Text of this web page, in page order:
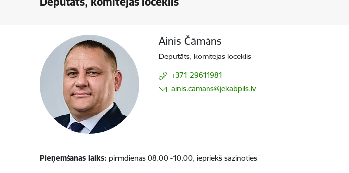
Ainis Čāmāns
Deputāts, komitejas loceklis
+371 29611981
E-pasts:
ainis.camans@jekabpils.lv
Pieņemšanas laiks: pirmdienās 08.00 -10.00, iepriekš sazinoties